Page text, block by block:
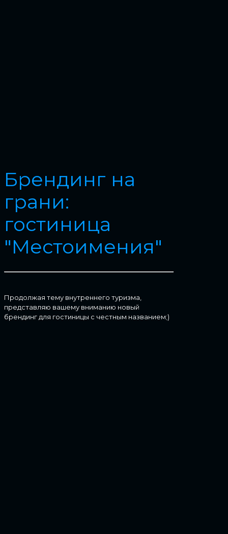
Брендинг на
грани:
гостиница
"Местоимения"
Продолжая тему внутреннего туризма,
представляю вашему вниманию новый
брендинг для гостиницы с честным названием;)